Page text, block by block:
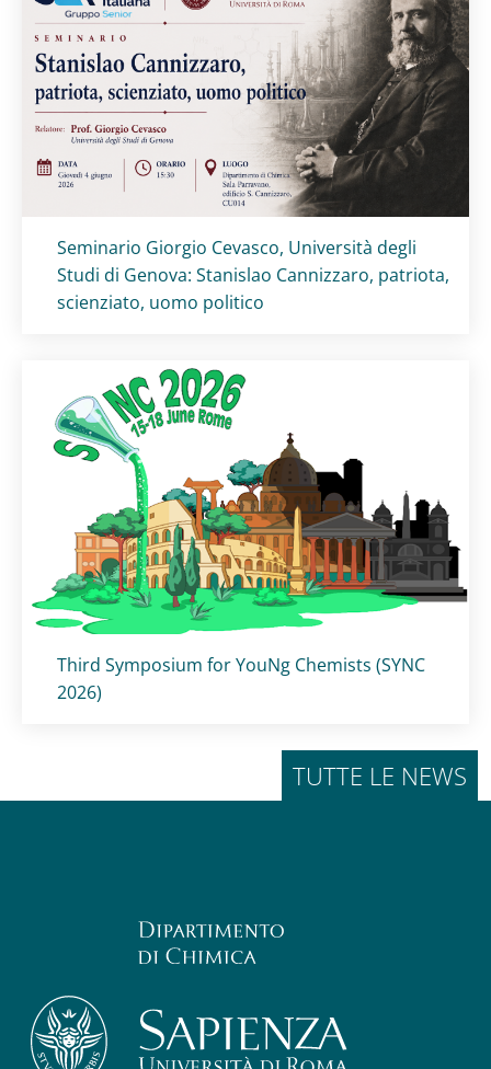
Titolo card:
Seminario Giorgio Cevasco, Università degli
Studi di Genova: Stanislao Cannizzaro, patriota,
scienziato, uomo politico
Titolo card:
Third Symposium for YouNg Chemists (SYNC
2026)
TUTTE LE NEWS